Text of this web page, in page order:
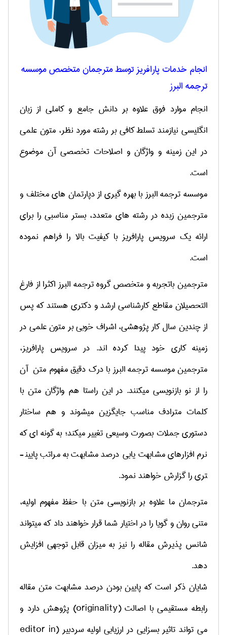
انجام خدمات پارافریز توسط مترجمان متخصص موسسه
ترجمه البرز
انجام موارد فوق علاوه بر دانش جامع و کاملی از زبان
انگلیسی نیازمند تسلط کافی بر رشته مورد نظر، متون علمی
در این زمینه و واژگان و اصلاحات تخصصی آن موضوع
است.
موسسه ترجمه البرز با بهره ­گیری از دپارتمان­ های مختلف و
مترجمین زبده در رشته های متعدد، بستر مناسبی را برای
ارائه یک سرویس پارافریز با کیفیت بالا را فراهم نموده
است.
مترجمین باتجربه و متخصص گروه ترجمه البرز اکثرا از فارغ
التحصیلان مقاطع کارشناسی ارشد و دکتری هستند که پس
از چندین سال کار پژوهشی، اشراف خوبی بر متون علمی در
زمینه کاری خود پیدا کرده اند. در سرویس پارافریز،
مترجمین موسسه ترجمه البرز با درک دقیق مفهوم متن آن
را از نو بازنویسی می­کنند. در این راستا هم واژگان متن با
کلمات مترادف مناسب جایگزین می­شوند و هم ساختار
دستوری جملات بصورت وسیعی تغییر می­کند؛ به گونه ای که
نرم افزارهای مشابهت یابی درصد مشابهت به مراتب پایین­
تری را گزارش خواهند نمود.
مترجمان ما علاوه بر بازنویسی متن با حفظ مفهوم اولیه،
متنی روان و گویا را در اختیار شما قرار خواهند داد که می­تواند
شانس پذیرش مقاله را نیز به میزان قابل توجهی افزایش
دهد.
شایان ذکر است که پایین بودن درصد مشابهت متن مقاله
رابطه مستقیمی با اصالت (originality) پژوهش دارد و
می تواند تاثیر بسزایی در ارزیابی اولیه سردبیر (editor in